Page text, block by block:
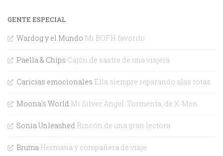
GENTE ESPECIAL
Wardog y el Mundo Mi BOFH favorito
Paella & Chips Cajón de sastre de una viajera
Caricias emocionales Ella siempre reparando alas rotas
Moona's World Mi Silver Angel. Tormenta, de X-Men
Sonia Unleashed Rincón de una gran lectora
Bruma Hermana y compañera de viaje